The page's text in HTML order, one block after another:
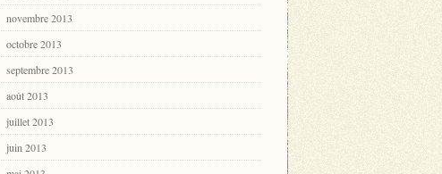
novembre 2013
octobre 2013
septembre 2013
août 2013
juillet 2013
juin 2013